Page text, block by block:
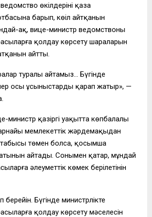
өкілдерінің қаза
барып, көңіл айтқанын
ақ, вице-министр ведомствоның
қолдау көрсету шараларын
айтты.
туралы айтамыз… Бүгінде
осы ұсыныстарды қарап жатыр», —
министр қазіргі уақытта көпбалалы
мемлекеттік жәрдемақыдан
төмен болса, қосымша
айтады. Сонымен қатар, мұндай
әлеуметтік көмек берілетінін
Бүгінде министрлікте
қолдау көрсету мәселесін